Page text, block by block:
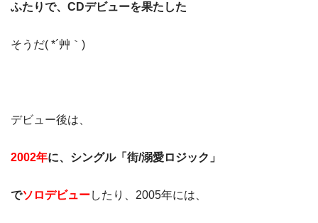
ふたりで、CDデビューを果たした
そうだ( *´艸｀)
デビュー後は、
2002年に、シングル「街/溺愛ロジック」
でソロデビューしたり、2005年には、